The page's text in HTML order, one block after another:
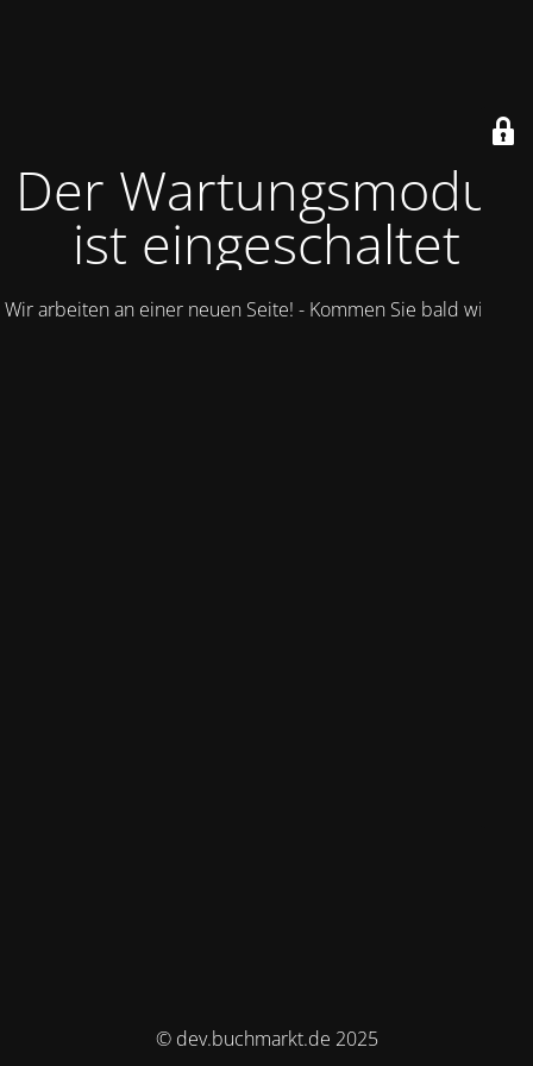
Der Wartungsmodus
ist eingeschaltet
Wir arbeiten an einer neuen Seite! - Kommen Sie bald wieder.
© dev.buchmarkt.de 2025